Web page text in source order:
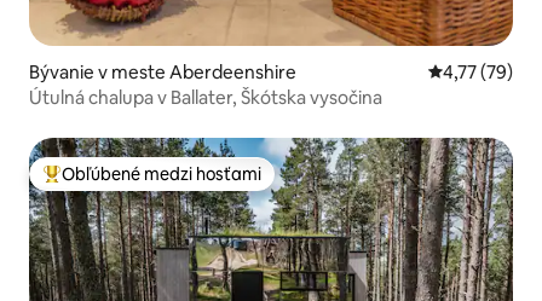
Bývanie v meste Aberdeenshire Priemerné
4,77 (79)
Útulná chalupa v Ballater, Škótska vysočina
Najobľúbenejšie medzi hosťami
Obľúbené medzi hosťami